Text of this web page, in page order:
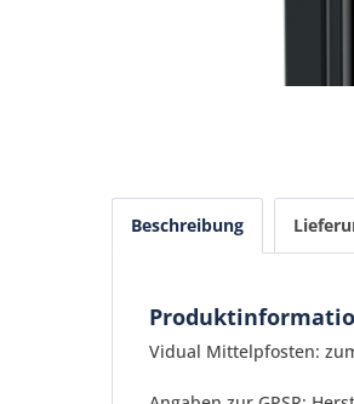
Beschreibung
Vidual Mittelpfosten: